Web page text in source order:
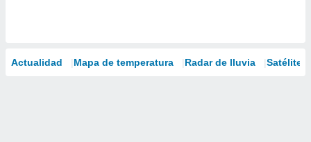
Actualidad Mapa de temperatura Radar de lluvia Satélites